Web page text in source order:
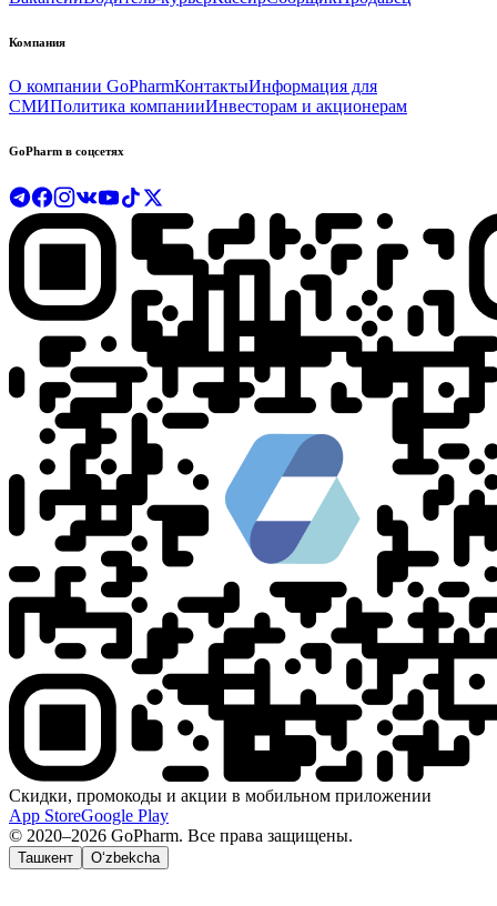
Компания
О компании GoPharmКонтактыИнформация для
СМИПолитика компанииИнвесторам и акционерам
GoPharm в соцсетях
Скидки, промокоды и акции в мобильном приложении
App StoreGoogle Play
© 2020–2026 GoPharm. Все права защищены.
Ташкент O‘zbekcha